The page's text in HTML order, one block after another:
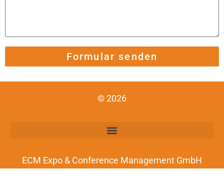
Formular senden
© 2026
ECM Expo & Conference Management GmbH